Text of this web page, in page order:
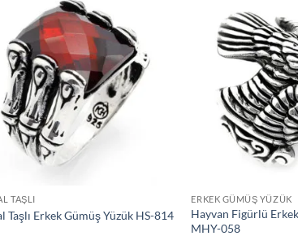
Listeme
Ekle
TAŞLI
Taşlı Erkek Gümüş Yüzük HS-814
ERKEK GÜMÜŞ YÜZÜK
Hayvan Figürlü
MHY-058